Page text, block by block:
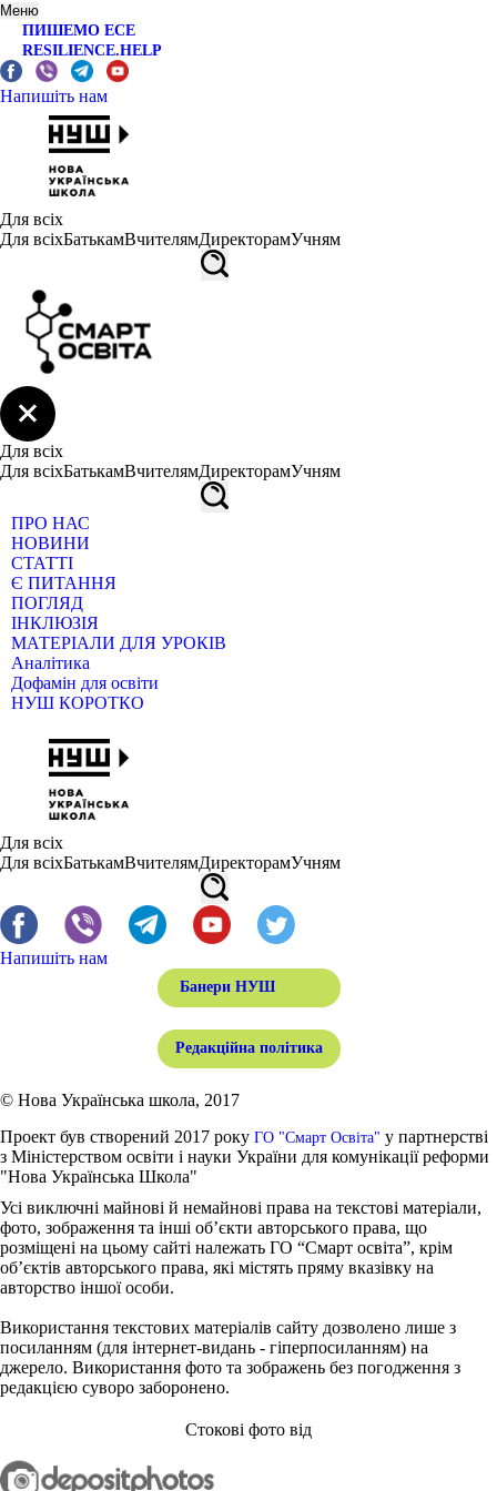
Меню
ПИШЕМО ЕСЕ
RESILIENCE.HELP
Напишіть нам
Для всіх
Для всіхБатькамВчителямДиректорамУчням
Для всіх
Для всіхБатькамВчителямДиректорамУчням
ПРО НАС
НОВИНИ
СТАТТІ
Є ПИТАННЯ
ПОГЛЯД
ІНКЛЮЗІЯ
МАТЕРІАЛИ ДЛЯ УРОКІВ
Аналітика
Дофамін для освіти
НУШ КОРОТКО
Для всіх
Для всіхБатькамВчителямДиректорамУчням
Напишіть нам
Банери НУШ
Редакційна політика
© Нова Українська школа, 2017
Проект був створений 2017 року ГО "Смарт Освіта" у партнерстві
з Міністерством освіти і науки України для комунікації реформи
"Нова Українська Школа"
Усі виключні майнові й немайнові права на текстові матеріали,
фото, зображення та інші об’єкти авторського права, що
розміщені на цьому сайті належать ГО “Смарт освіта”, крім
об’єктів авторського права, які містять пряму вказівку на
авторство іншої особи.
Використання текстових матеріалів сайту дозволено лише з
посиланням (для інтернет-видань - гіперпосиланням) на
джерело. Використання фото та зображень без погодження з
редакцією суворо заборонено.
Стокові фото від